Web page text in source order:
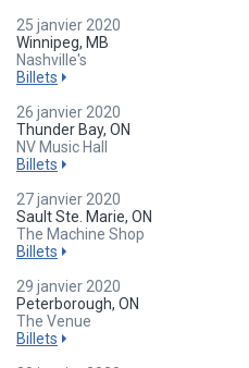
25 janvier 2020
Winnipeg, MB
Nashville's
Billets
26 janvier 2020
Thunder Bay, ON
NV Music Hall
Billets
27 janvier 2020
Sault Ste. Marie, ON
The Machine Shop
Billets
29 janvier 2020
Peterborough, ON
The Venue
Billets